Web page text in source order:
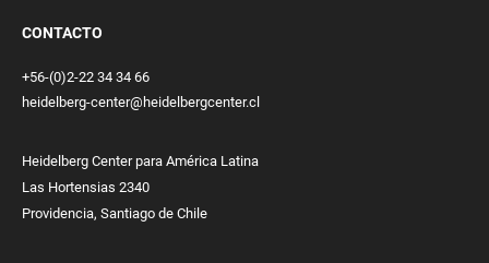
CONTACTO
+56-(0)2-22 34 34 66
heidelberg-center@heidelbergcenter.cl
Heidelberg Center para América Latina
Las Hortensias 2340
Providencia, Santiago de Chile